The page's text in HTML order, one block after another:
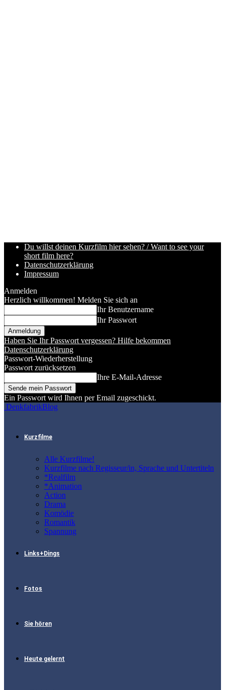
Du willst deinen Kurzfilm hier sehen? / Want to see your
short film here?
Datenschutzerklärung
Impressum
Anmelden
Herzlich willkommen! Melden Sie sich an
Ihr Benutzername
Ihr Passwort
Haben Sie Ihr Passwort vergessen? Hilfe bekommen
Datenschutzerklärung
Passwort-Wiederherstellung
Passwort zurücksetzen
Ihre E-Mail-Adresse
Ein Passwort wird Ihnen per Email zugeschickt.
DenkfabrikBlog
Kurzfilme
Alle Kurzfilme!
Kurzfilme nach Regisseur/in, Sprache und Untertiteln
*Realfilm
*Animation
Action
Drama
Komödie
Romantik
Spannung
Links+Dings
Fotos
Sie hören
Heute gelernt